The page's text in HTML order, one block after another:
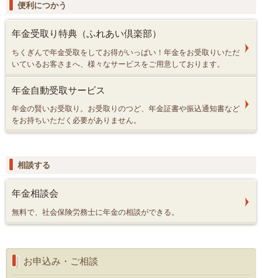
便利につかう
年金受取り特典（ふれあい倶楽部）
ちくぎんで年金受取をしてお得がいっぱい！年金をお受取りいただ
いているお客さまへ、様々なサービスをご用意しております。
年金自動受取サービス
年金の賢いお受取り。お受取りのつど、年金証書や振込通知書など
をお持ちいただく必要がありません。
相談する
年金相談会
無料で、社会保険労務士に年金の相談ができる。
お申込み・ご相談